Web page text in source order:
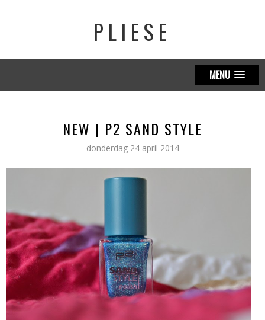
PLIESE
MENU
NEW | P2 SAND STYLE
donderdag 24 april 2014